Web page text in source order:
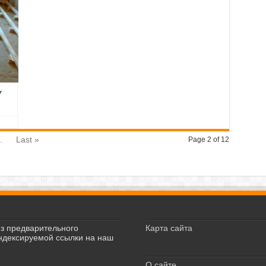
Page 2 of 12
Last »
предварительного
ссылки на наш
Карта сайта